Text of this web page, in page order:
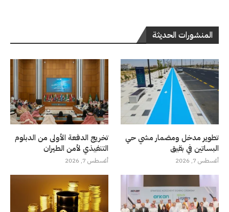
المنشورات الحديثة
تطوير مدخل ومضمار مشي حي
البساتين في بقيق
أغسطس 7, 2026
تخريج الدفعة الأولى من الدبلوم
التنفيذي لأمن الطيران
أغسطس 7, 2026